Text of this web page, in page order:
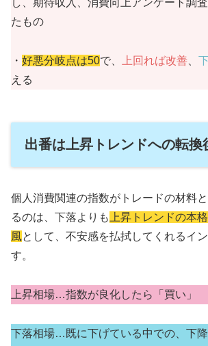
たもの
・ 好悪分岐点は50で、 上回れば改善
える
出番は上昇トレンドへの転換
個人消費関連の指数がトレードの材料
るのは、下落よりも 上昇トレンドの本
風として、不安感を払拭してくれるイ
す。
上昇相場…指数が良化したら「買い」
下落相場…既に下げている中での、下